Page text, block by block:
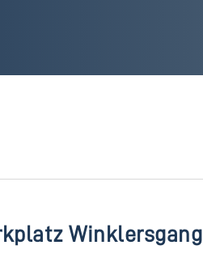
Winklersgang